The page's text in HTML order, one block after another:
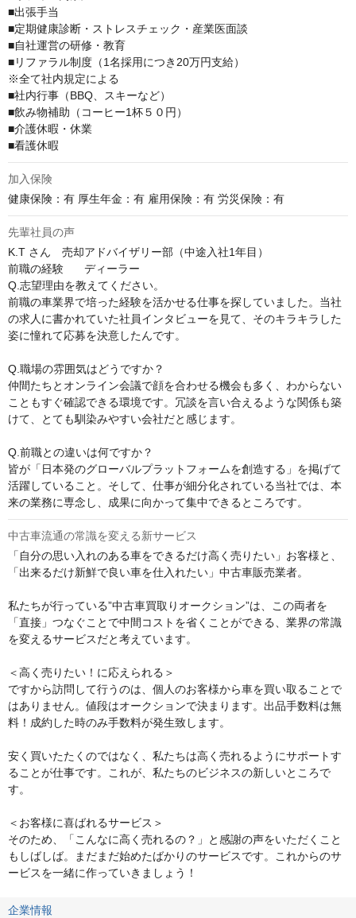
■出張手当
■定期健康診断・ストレスチェック・産業医面談
■自社運営の研修・教育
■リファラル制度（1名採用につき20万円支給）
※全て社内規定による
■社内行事（BBQ、スキーなど）
■飲み物補助（コーヒー1杯５０円）
■介護休暇・休業
■看護休暇
加入保険
健康保険：有 厚生年金：有 雇用保険：有 労災保険：有
先輩社員の声
K.T さん　売却アドバイザリー部（中途入社1年目）
前職の経験	ディーラー
Q.志望理由を教えてください。
前職の車業界で培った経験を活かせる仕事を探していました。当社
の求人に書かれていた社員インタビューを見て、そのキラキラした
姿に憧れて応募を決意したんです。
Q.職場の雰囲気はどうですか？
仲間たちとオンライン会議で顔を合わせる機会も多く、わからない
こともすぐ確認できる環境です。冗談を言い合えるような関係も築
けて、とても馴染みやすい会社だと感じます。
Q.前職との違いは何ですか？
皆が「日本発のグローバルプラットフォームを創造する」を掲げて
活躍していること。そして、仕事が細分化されている当社では、本
来の業務に専念し、成果に向かって集中できるところです。
中古車流通の常識を変える新サービス
「自分の思い入れのある車をできるだけ高く売りたい」お客様と、
「出来るだけ新鮮で良い車を仕入れたい」中古車販売業者。
私たちが行っている”中古車買取りオークション”は、この両者を
「直接」つなぐことで中間コストを省くことができる、業界の常識
を変えるサービスだと考えています。
＜高く売りたい！に応えられる＞
ですから訪問して行うのは、個人のお客様から車を買い取ることで
はありません。値段はオークションで決まります。出品手数料は無
料！成約した時のみ手数料が発生致します。
安く買いたたくのではなく、私たちは高く売れるようにサポートす
ることが仕事です。これが、私たちのビジネスの新しいところで
す。
＜お客様に喜ばれるサービス＞
そのため、「こんなに高く売れるの？」と感謝の声をいただくこと
もしばしば。まだまだ始めたばかりのサービスです。これからのサ
ービスを一緒に作っていきましょう！
企業情報